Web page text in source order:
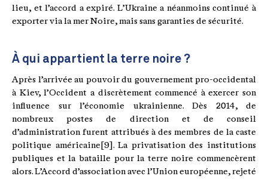
lieu, et l’accord a expiré. L’Ukraine a néanmoins continué à
exporter via la mer Noire, mais sans garanties de sécurité.
À qui appartient la terre noire ?
Après l’arrivée au pouvoir du gouvernement pro-occidental
à Kiev, l’Occident a discrètement commencé à exercer son
influence sur l’économie ukrainienne. Dès 2014, de
nombreux postes de direction et de conseil
d’administration furent attribués à des membres de la caste
politique américaine[9]. La privatisation des institutions
publiques et la bataille pour la terre noire commencèrent
alors. L’Accord d’association avec l’Union européenne, rejeté